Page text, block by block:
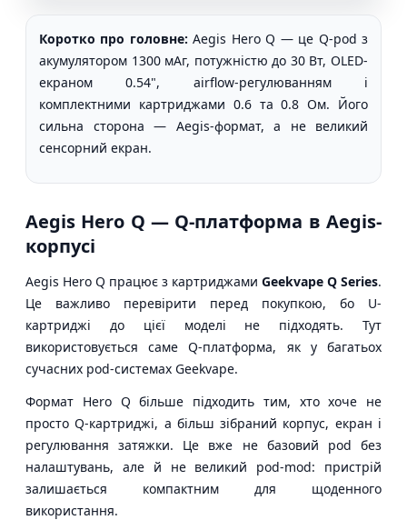
Коротко про головне: Aegis Hero Q — це Q-pod з
акумулятором 1300 мАг, потужністю до 30 Вт, OLED-
екраном 0.54", airflow-регулюванням і
комплектними картриджами 0.6 та 0.8 Ом. Його
сильна сторона — Aegis-формат, а не великий
сенсорний екран.
Aegis Hero Q — Q-платформа в Aegis-
корпусі
Aegis Hero Q працює з картриджами Geekvape Q Series.
Це важливо перевірити перед покупкою, бо U-
картриджі до цієї моделі не підходять. Тут
використовується саме Q-платформа, як у багатьох
сучасних pod-системах Geekvape.
Формат Hero Q більше підходить тим, хто хоче не
просто Q-картриджі, а більш зібраний корпус, екран і
регулювання затяжки. Це вже не базовий pod без
налаштувань, але й не великий pod-mod: пристрій
залишається компактним для щоденного
використання.